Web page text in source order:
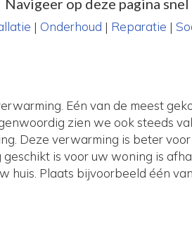
Navigeer op deze pagina snel
| Onderhoud | Reparatie |
Eén van de meest
zien we ook steeds
Deze verwarming is beter
is voor uw woning is
huis. Plaats bijvoorbeeld één